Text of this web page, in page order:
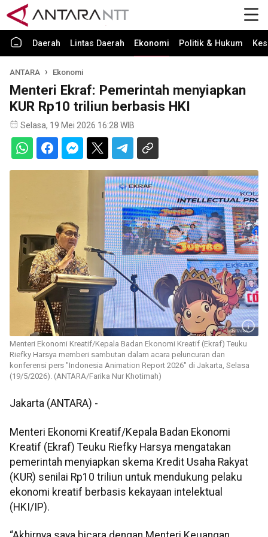
Daerah Lintas Daerah Ekonomi Politik & Hukum
ANTARA Ekonomi
Menteri Ekraf: Pemerintah menyiapkan
KUR Rp10 triliun berbasis HKI
Selasa, 19 Mei 2026 16:28 WIB
Menteri Ekonomi Kreatif/Kepala Badan Ekonomi Kreatif (Ekraf) Teuku
Riefky Harsya memberi sambutan dalam acara peluncuran dan
konferensi pers "Indonesia Animation Report 2026" di Jakarta, Selasa
(19/5/2026). (ANTARA/Farika Nur Khotimah)
Jakarta (ANTARA) -
Menteri Ekonomi Kreatif/Kepala Badan Ekonomi
Kreatif (Ekraf) Teuku Riefky Harsya mengatakan
pemerintah menyiapkan skema Kredit Usaha Rakyat
(KUR) senilai Rp10 triliun untuk mendukung pelaku
ekonomi kreatif berbasis kekayaan intelektual
(HKI/IP).